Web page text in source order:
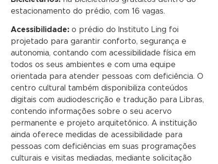
estacionamento do prédio, com 16 vagas.
Acessibilidade:o prédio do Instituto Ling foi
projetado para garantir conforto, segurança e
autonomia, contando com acessibilidade física em
todos os seus ambientes e com uma equipe
orientada para atender pessoas com deficiência. O
centro cultural também disponibiliza conteúdos
digitais com audiodescrição e tradução para Libras,
contendo informações sobre o seu acervo
permanente e projeto arquitetônico. A instituição
ainda oferece medidas de acessibilidade para
pessoas com deficiências em suas programações
culturais e visitas mediadas, mediante solicitação